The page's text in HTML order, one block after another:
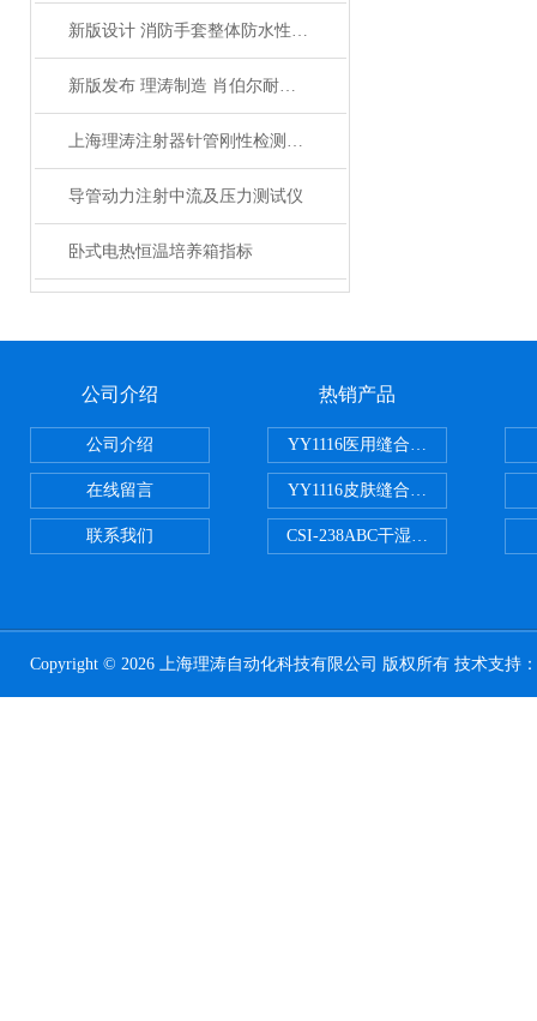
新版设计 消防手套整体防水性能测试仪 13.6Nm扭矩夹钳
新版发布 理涛制造 肖伯尔耐磨仪 操作方法来咯！
上海理涛注射器针管刚性检测仪器，该用什么词儿来形容这台仪器？
导管动力注射中流及压力测试仪
卧式电热恒温培养箱指标
公司介绍
公司介绍
在线留言
联系我们
热销产品
YY1116医用缝合线线径试验仪
YY1116皮肤缝合线线径测量仪
CSI-238ABC干湿电动摩擦色牢度
Copyright © 2026 上海理涛自动化科技有限公司 版权所有 技术支持：